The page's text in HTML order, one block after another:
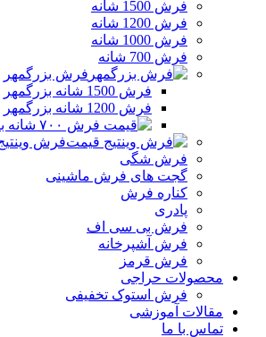
فرش 1500 شانه
فرش 1200 شانه
فرش 1000 شانه
فرش 700 شانه
فرش بزرگمهر
فرش 1500 شانه بزرگمهر
فرش 1200 شانه بزرگمهر
فرش
فرش شگی
گجت های فرش ماشینی
کناره فرش
پادری
فرش بی سی اف
فرش آشپرخانه
فرش قرمز
محصولات حراجی
فرش استوک تخفیفی
مقالات آموزشی
تماس با ما